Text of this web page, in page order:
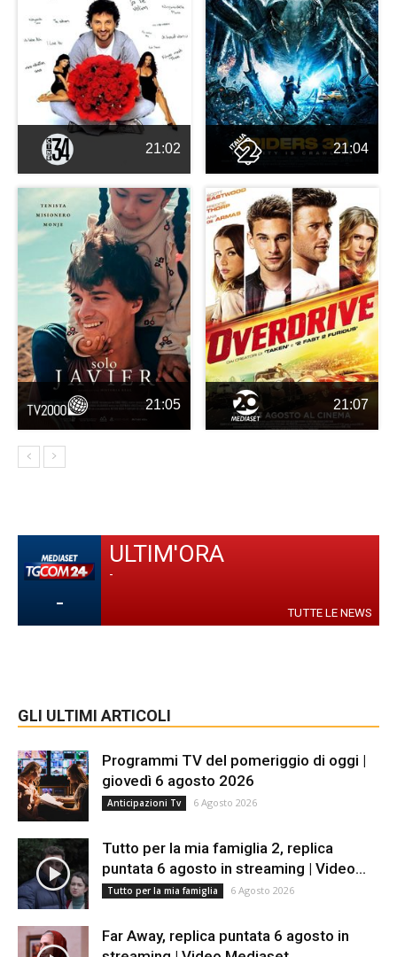
21:02 21:04
21:05 21:07
-
ULTIM'ORA
-
TUTTE LE NEWS
GLI ULTIMI ARTICOLI
Programmi TV del pomeriggio di oggi |
giovedì 6 agosto 2026
Anticipazioni Tv 6 Agosto 2026
Tutto per la mia famiglia 2, replica
puntata 6 agosto in streaming | Video...
Tutto per la mia famiglia 6 Agosto 2026
Far Away, replica puntata 6 agosto in